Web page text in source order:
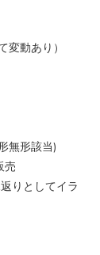
変動あり）
無形該当)
売
りとしてイラ